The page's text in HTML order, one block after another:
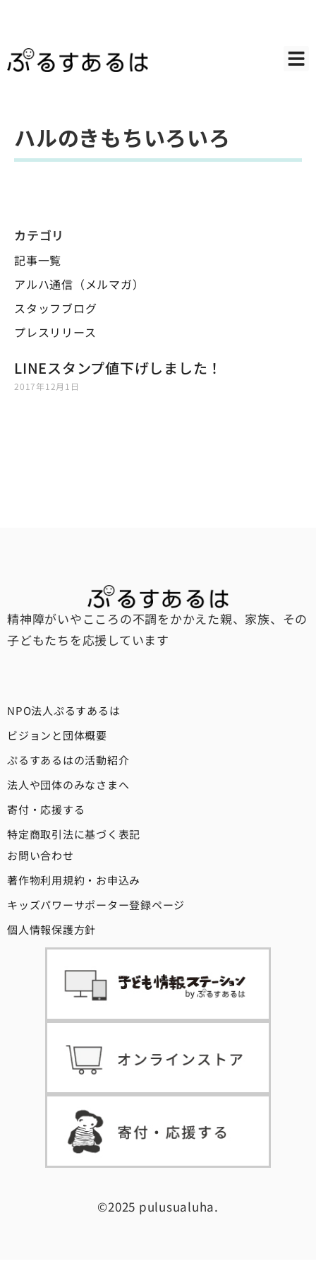
ハルのきもちいろいろ
カテゴリ
記事一覧
アルハ通信（メルマガ）
スタッフブログ
プレスリリース
LINEスタンプ値下げしました！
2017年12月1日
精神障がいやこころの不調をかかえた親、家族、その
子どもたちを応援しています
NPO法人ぷるすあるは
ビジョンと団体概要
ぷるすあるはの活動紹介
法人や団体のみなさまへ
寄付・応援する
特定商取引法に基づく表記
お問い合わせ
著作物利用規約・お申込み
キッズパワーサポーター登録ページ
個人情報保護方針
©2025 pulusualuha.